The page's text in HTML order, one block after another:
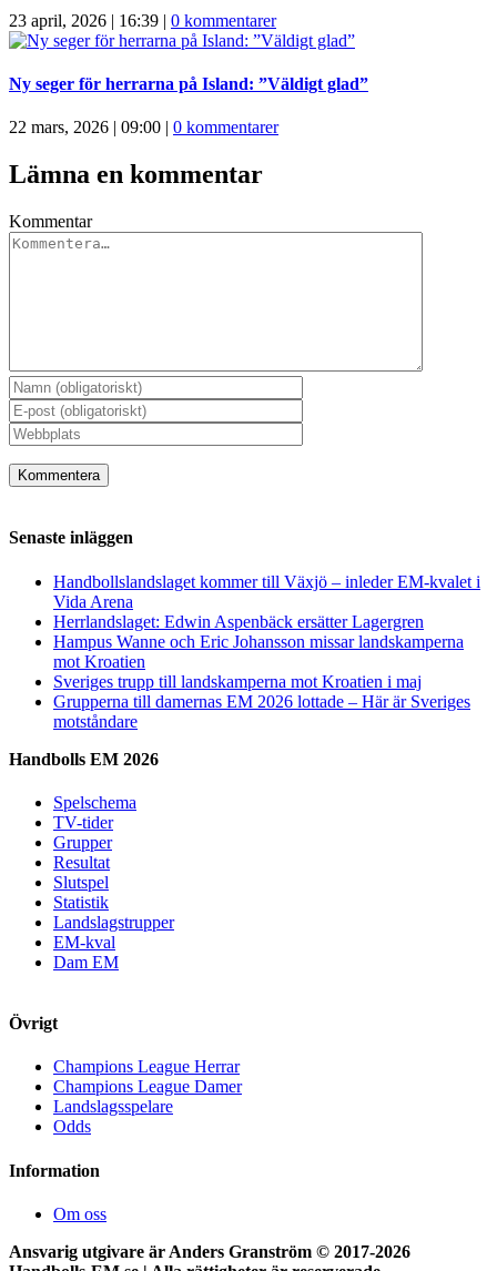
23 april, 2026 | 16:39 | 0 kommentarer
Ny seger för herrarna på Island: ”Väldigt glad”
22 mars, 2026 | 09:00 | 0 kommentarer
Lämna en kommentar
Kommentar
Senaste inläggen
Handbollslandslaget kommer till Växjö – inleder EM-kvalet i
Vida Arena
Herrlandslaget: Edwin Aspenbäck ersätter Lagergren
Hampus Wanne och Eric Johansson missar landskamperna
mot Kroatien
Sveriges trupp till landskamperna mot Kroatien i maj
Grupperna till damernas EM 2026 lottade – Här är Sveriges
motståndare
Handbolls EM 2026
Spelschema
TV-tider
Grupper
Resultat
Slutspel
Statistik
Landslagstrupper
EM-kval
Dam EM
Övrigt
Champions League Herrar
Champions League Damer
Landslagsspelare
Odds
Information
Om oss
Ansvarig utgivare är Anders Granström © 2017-2026